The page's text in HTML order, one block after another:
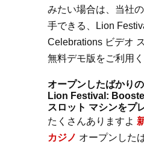
みたい場合は、当社
手できる、Lion
Celebrations ビデオ
無料デモ版をご利用く
オープンしたばかり
Lion Festival:
スロット マシンをプ
たくさんありますよ
カジノ オープンした